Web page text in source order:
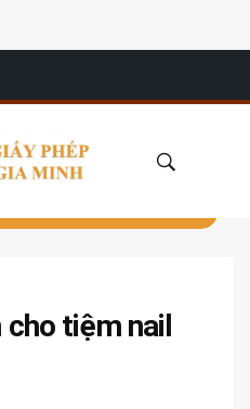
cho tiệm nail